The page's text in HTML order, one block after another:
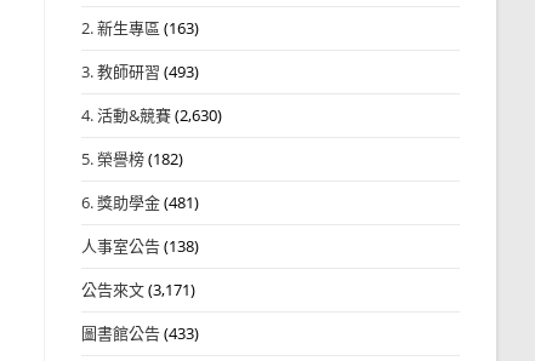
2. 新生專區 (163)
3. 教師研習 (493)
4. 活動&競賽(2,630)
5. 榮譽榜(182)
6. 獎助學金(481)
人事室公告(138)
公告來文(3,171)
圖書館公告(433)